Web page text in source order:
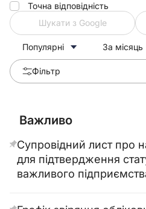
Точна відповідність
Шукати з Google
Популярні За місяць
Фільтр
Важливо
Супровідний лист про
для підтвердження
важливого